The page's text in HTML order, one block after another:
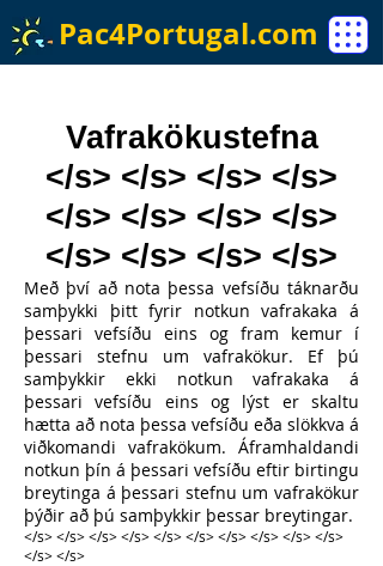
Pac4Portugal.com
Vafrakökustefna
</s> </s> </s> </s>
</s> </s> </s> </s>
</s> </s> </s> </s>
Með því að nota þessa vefsíðu táknarðu
samþykki þitt fyrir notkun vafrakaka á
þessari vefsíðu eins og fram kemur í
þessari stefnu um vafrakökur. Ef þú
samþykkir ekki notkun vafrakaka á
þessari vefsíðu eins og lýst er skaltu
hætta að nota þessa vefsíðu eða slökkva á
viðkomandi vafrakökum. Áframhaldandi
notkun þín á þessari vefsíðu eftir birtingu
breytinga á þessari stefnu um vafrakökur
þýðir að þú samþykkir þessar breytingar.
</s> </s> </s> </s> </s> </s> </s> </s> </s> </s>
</s> </s>